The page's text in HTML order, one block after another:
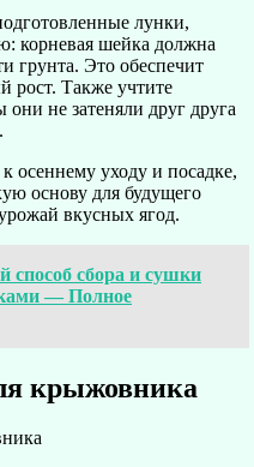
лунки,
корневая шейка должна
грунта. Это обеспечит
рост. Также учтите
не затеняли друг друга
осеннему уходу и посадке,
основу для будущего
вкусных ягод.
способ сбора и сушки
— Полное
крыжовника